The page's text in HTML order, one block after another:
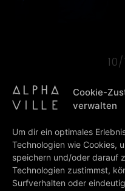
Cookie-
verwalten
Um dir ein optimales
Technologien wie Cookies,
speichern und/oder darauf
Technologien zustimmst,
Surfverhalten oder
No more words
PREV
35 years…